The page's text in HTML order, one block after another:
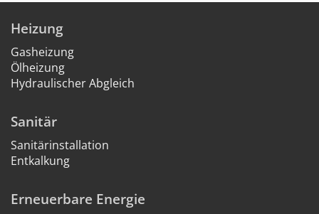
Heizung
Gasheizung
Ölheizung
Hydraulischer Abgleich
Sanitär
Sanitärinstallation
Entkalkung
Erneuerbare Energie